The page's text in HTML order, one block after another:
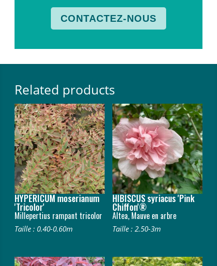
CONTACTEZ-NOUS
Related products
HYPERICUM moserianum
'Tricolor'
Millepertius rampant tricolor
Taille : 0.40-0.60m
HIBISCUS syriacus 'Pink
Chiffon'®
Altea, Mauve en arbre
Taille : 2.50-3m